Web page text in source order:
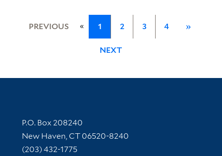
PREVIOUS « 1 2 3 4 »
NEXT
Contact Information
P.O. Box 208240
New Haven, CT 06520-8240
(203) 432-1775